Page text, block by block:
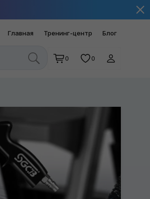
Главная Тренинг-центр Блог
0 0